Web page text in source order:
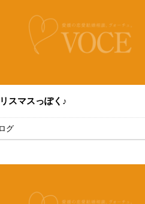
スマスっぽく♪
グ